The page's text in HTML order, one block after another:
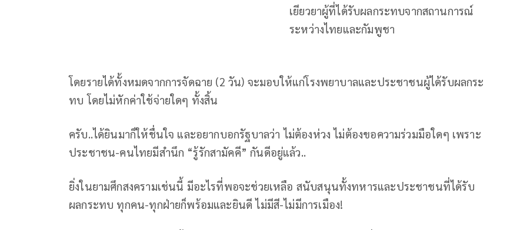
เยียวยาผู้ที่ได้รับผลกระทบจากสถานการณ์
ระหว่างไทยและกัมพูชา
โดยรายได้ทั้งหมดจากการจัดฉาย (2 วัน) จะมอบให้แก่โรงพยาบาลและประชาชนผู้ได้รับผลกระ
ทบ โดยไม่หักค่าใช้จ่ายใดๆ ทั้งสิ้น
ครับ..ได้ยินมาก็ให้ชื่นใจ และอยากบอกรัฐบาลว่า ไม่ต้องห่วง ไม่ต้องขอความร่วมมือใดๆ เพราะ
ประชาชน-คนไทยมีสำนึก “รู้รักสามัคคี” กันดีอยู่แล้ว..
ยิ่งในยามศึกสงครามเช่นนี้ มีอะไรที่พอจะช่วยเหลือ สนับสนุนทั้งทหารและประชาชนที่ได้รับ
ผลกระทบ ทุกคน-ทุกฝ่ายก็พร้อมและยินดี ไม่มีสี-ไม่มีการเมือง!